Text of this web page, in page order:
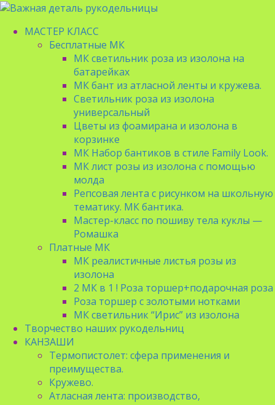
МАСТЕР КЛАСС
Бесплатные МК
МК светильник роза из изолона на
батарейках
МК бант из атласной ленты и кружева.
Светильник роза из изолона
универсальный
Цветы из фоамирана и изолона в
корзинке
МК Набор бантиков в стиле Family Look.
МК лист розы из изолона с помощью
молда
Репсовая лента с рисунком на школьную
тематику. МК бантика.
Мастер-класс по пошиву тела куклы —
Ромашка
Платные МК
МК реалистичные листья розы из
изолона
2 МК в 1 ! Роза торшер+подарочная роза
Роза торшер с золотыми нотками
МК светильник “Ирис” из изолона
Творчество наших рукодельниц
КАНЗАШИ
Термопистолет: сфера применения и
преимущества.
Кружево.
Атласная лента: производство,